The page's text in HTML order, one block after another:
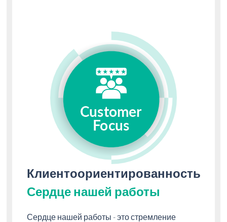
Клиентоориентированность
Сердце нашей работы
Сердце нашей работы - это стремление